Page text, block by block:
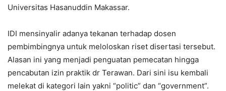
Universitas Hasanuddin Makassar.
IDI mensinyalir adanya tekanan terhadap dosen
pembimbingnya untuk meloloskan riset disertasi tersebut.
Alasan ini yang menjadi penguatan pemecatan hingga
pencabutan izin praktik dr Terawan. Dari sini isu kembali
melekat di kategori lain yakni “politic” dan “government”.